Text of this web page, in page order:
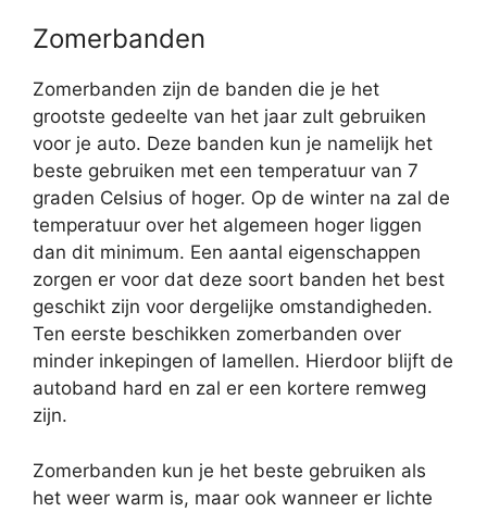
Zomerbanden
Zomerbanden zijn de banden die je het
grootste gedeelte van het jaar zult gebruiken
voor je auto. Deze banden kun je namelijk het
beste gebruiken met een temperatuur van 7
graden Celsius of hoger. Op de winter na zal de
temperatuur over het algemeen hoger liggen
dan dit minimum. Een aantal eigenschappen
zorgen er voor dat deze soort banden het best
geschikt zijn voor dergelijke omstandigheden.
Ten eerste beschikken zomerbanden over
minder inkepingen of lamellen. Hierdoor blijft de
autoband hard en zal er een kortere remweg
zijn.
Zomerbanden kun je het beste gebruiken als
het weer warm is, maar ook wanneer er lichte